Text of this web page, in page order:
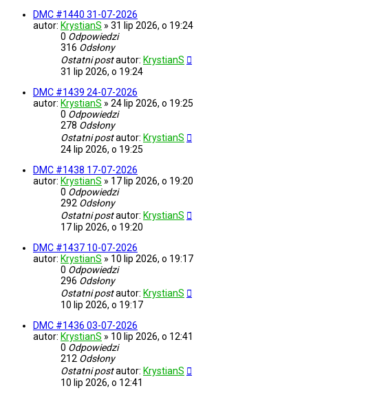
DMC #1440 31-07-2026
autor: KrystianS » 31 lip 2026, o 19:24
0 Odpowiedzi
316 Odsłony
Ostatni postautor: KrystianS
31 lip 2026, o 19:24
DMC #1439 24-07-2026
autor: KrystianS » 24 lip 2026, o 19:25
0 Odpowiedzi
278 Odsłony
Ostatni postautor: KrystianS
24 lip 2026, o 19:25
DMC #1438 17-07-2026
autor: KrystianS » 17 lip 2026, o 19:20
0 Odpowiedzi
292 Odsłony
Ostatni postautor: KrystianS
17 lip 2026, o 19:20
DMC #1437 10-07-2026
autor: KrystianS » 10 lip 2026, o 19:17
0 Odpowiedzi
296 Odsłony
Ostatni postautor: KrystianS
10 lip 2026, o 19:17
DMC #1436 03-07-2026
autor: KrystianS » 10 lip 2026, o 12:41
0 Odpowiedzi
212 Odsłony
Ostatni postautor: KrystianS
10 lip 2026, o 12:41